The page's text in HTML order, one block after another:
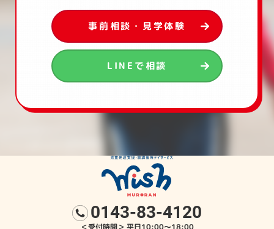
事前相談・見学体験
LINEで相談
0143-83-4120
＜受付時間＞ 平日10:00～18:00